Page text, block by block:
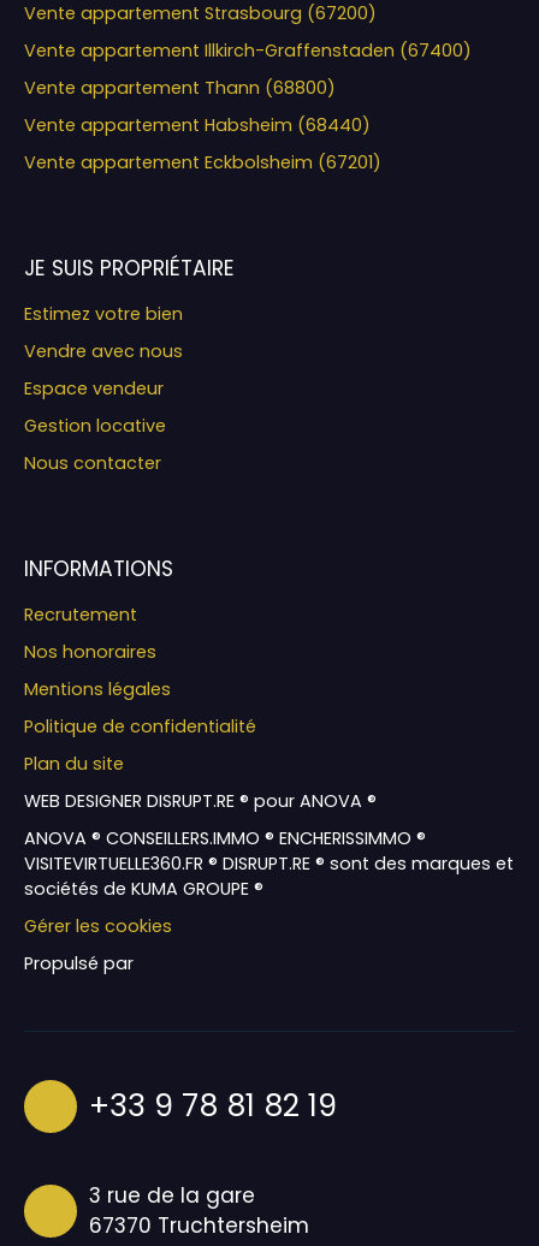
Vente appartement Strasbourg (67200)
Vente appartement Illkirch-Graffenstaden (67400)
Vente appartement Thann (68800)
Vente appartement Habsheim (68440)
Vente appartement Eckbolsheim (67201)
JE SUIS PROPRIÉTAIRE
Estimez votre bien
Vendre avec nous
Espace vendeur
Gestion locative
Nous contacter
INFORMATIONS
Recrutement
Nos honoraires
Mentions légales
Politique de confidentialité
Plan du site
WEB DESIGNER DISRUPT.RE ® pour ANOVA ®
ANOVA ® CONSEILLERS.IMMO ® ENCHERISSIMMO ®
VISITEVIRTUELLE360.FR ® DISRUPT.RE ® sont des marques et
sociétés de KUMA GROUPE ®
Gérer les cookies
Propulsé par
+33 9 78 81 82 19
3 rue de la gare
67370 Truchtersheim